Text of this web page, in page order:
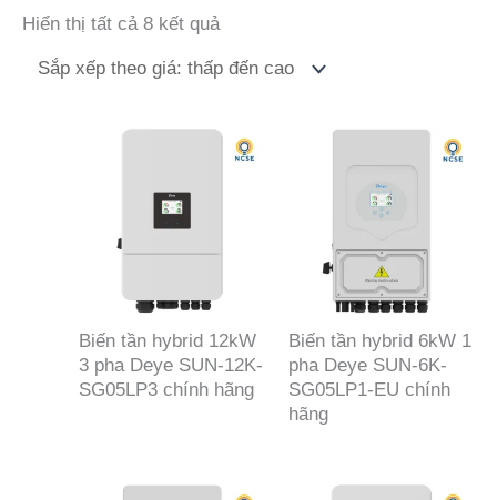
Hiển thị tất cả 8 kết quảĐã
giá:
Biến tần hybrid 12kW
3 pha Deye SUN-12K-
SG05LP3 chính hãng
Biến tần hybrid 6kW 1
pha Deye SUN-6K-
SG05LP1-EU chính
hãng